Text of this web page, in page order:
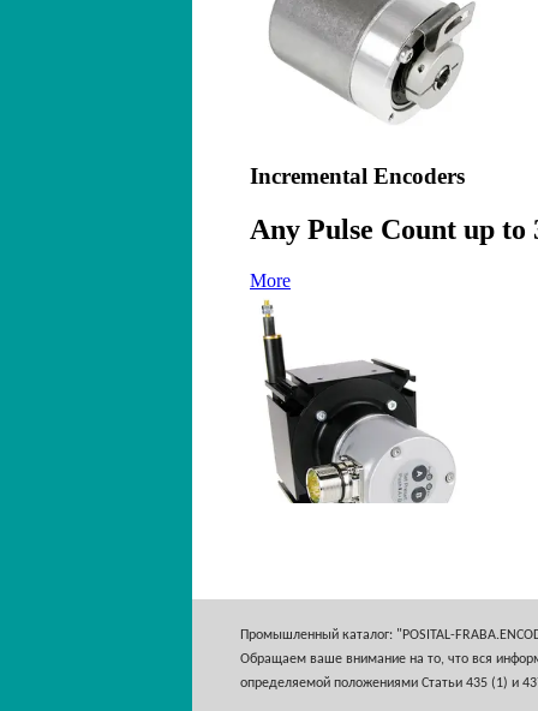
Промышленный каталог: "POSITAL-
Обращаем ваше внимание на то, что вся
определяемой положениями Статьи 435 (1) и